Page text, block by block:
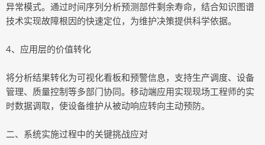
异常模式。通过时间序列分析预测部件剩余寿命，结合知识图谱
技术实现故障根因的快速定位，为维护决策提供科学依据。
4、应用层的价值转化
将分析结果转化为可视化看板和预警信息，支持生产调度、设备
管理、质量控制等多部门协同。移动端应用实现现场工程师的实
时数据调取，使设备维护从被动响应转向主动预防。
二、系统实施过程中的关键挑战应对